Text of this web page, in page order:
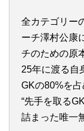
全カテゴリー
ーチ澤村公康
チのための原
25年に渡る自
GKの80%を占
“先手を取る
詰まった唯一